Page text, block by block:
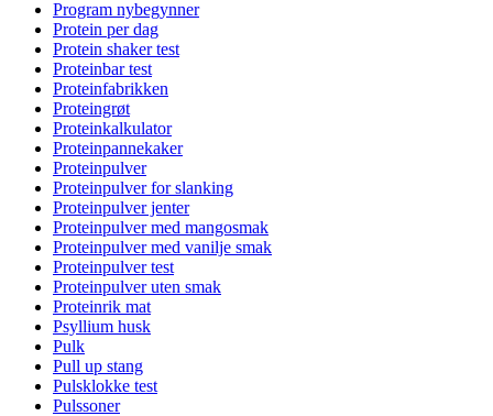
Program nybegynner
Protein per dag
Protein shaker test
Proteinbar test
Proteinfabrikken
Proteingrøt
Proteinkalkulator
Proteinpannekaker
Proteinpulver
Proteinpulver for slanking
Proteinpulver jenter
Proteinpulver med mangosmak
Proteinpulver med vanilje smak
Proteinpulver test
Proteinpulver uten smak
Proteinrik mat
Psyllium husk
Pulk
Pull up stang
Pulsklokke test
Pulssoner